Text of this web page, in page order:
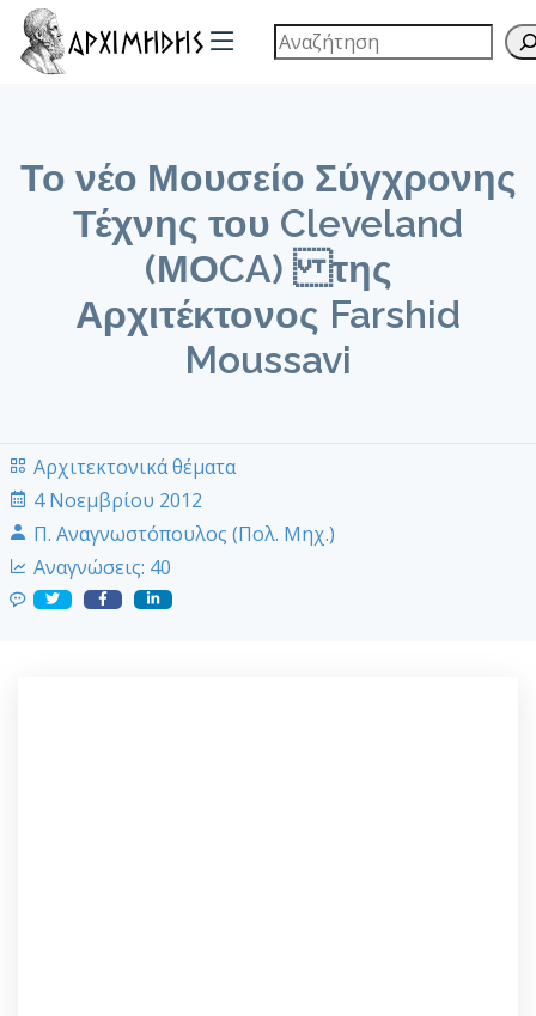
Το νέο Μουσείο Σύγχρονης
Τέχνης του Cleveland
(ΜΟCA) της
Αρχιτέκτονος Farshid
Moussavi
Αρχιτεκτονικά θέματα
4 Νοεμβρίου 2012
Π. Αναγνωστόπουλος (Πολ. Μηχ.)
Αναγνώσεις: 40